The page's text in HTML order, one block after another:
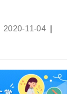
Post
2020-11-04